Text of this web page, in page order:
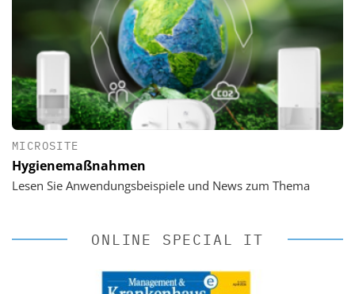
MICROSITE
Hygienemaßnahmen
Lesen Sie Anwendungsbeispiele und News zum Thema
ONLINE SPECIAL IT